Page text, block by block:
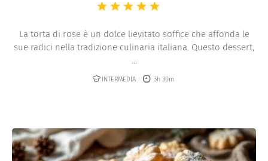
La torta di rose è un dolce lievitato soffice che affonda le
sue radici nella tradizione culinaria italiana. Questo dessert,
...
INTERMEDIA 3h 30m